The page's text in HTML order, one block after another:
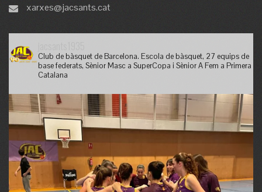
xarxes@jacsants.cat
Club de bàsquet de Barcelona. Escola de bàsquet, 27 equips de
base federats, Sènior Masc a SuperCopa i Sènior A Fem a Primera
Catalana